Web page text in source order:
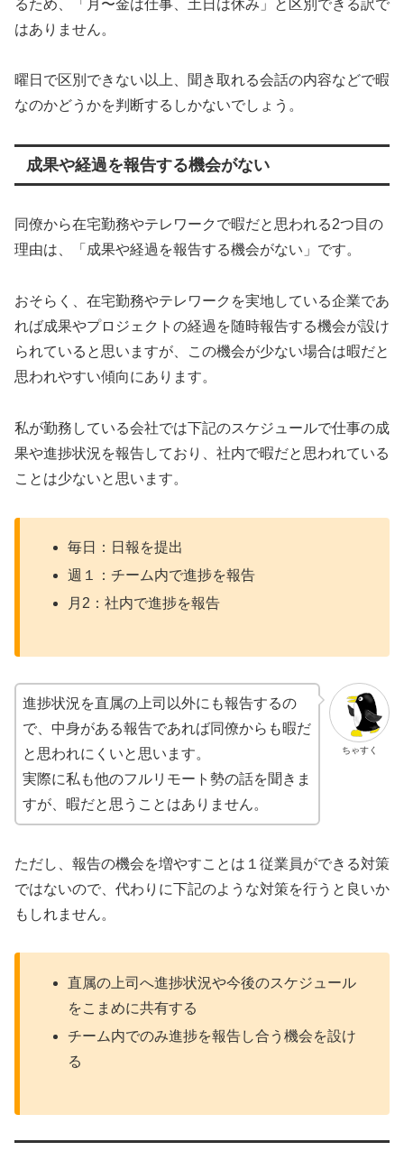
るため、「月〜金は仕事、土日は休み」と区別できる訳で
はありません。
曜日で区別できない以上、聞き取れる会話の内容などで暇
なのかどうかを判断するしかないでしょう。
成果や経過を報告する機会がない
同僚から在宅勤務やテレワークで暇だと思われる2つ目の
理由は、「成果や経過を報告する機会がない」です。
おそらく、在宅勤務やテレワークを実地している企業であ
れば成果やプロジェクトの経過を随時報告する機会が設け
られていると思いますが、この機会が少ない場合は暇だと
思われやすい傾向にあります。
私が勤務している会社では下記のスケジュールで仕事の成
果や進捗状況を報告しており、社内で暇だと思われている
ことは少ないと思います。
毎日：日報を提出
週１：チーム内で進捗を報告
月2：社内で進捗を報告
ちゃすく
進捗状況を直属の上司以外にも報告するの
で、中身がある報告であれば同僚からも暇だ
と思われにくいと思います。
実際に私も他のフルリモート勢の話を聞きま
すが、暇だと思うことはありません。
ただし、報告の機会を増やすことは１従業員ができる対策
ではないので、代わりに下記のような対策を行うと良いか
もしれません。
直属の上司へ進捗状況や今後のスケジュール
をこまめに共有する
チーム内でのみ進捗を報告し合う機会を設け
る